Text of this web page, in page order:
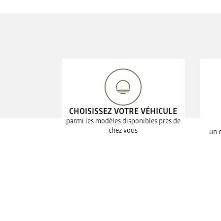
CHOISISSEZ VOTRE VÉHICULE
parmi les modèles disponibles près de
chez vous
un